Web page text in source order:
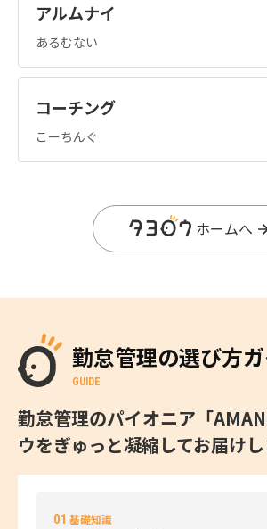
アルムナイ
あるむない
コーチング
こーちんぐ
ホームへ
勤怠管理の選び方
GUIDE
勤怠管理のパイオニア「
ウをぎゅっと凝縮してお届けし
01 基礎知識